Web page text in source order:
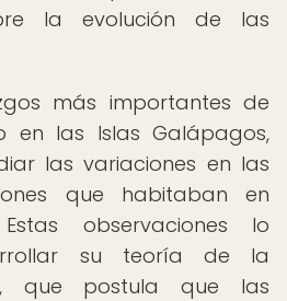
la evolución de las
más importantes de
en las Islas Galápagos,
las variaciones en las
que habitaban en
observaciones lo
su teoría de la
que postula que las